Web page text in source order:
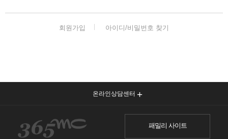
회원가입 아이디/비밀번호 찾기
온라인상담센터
패밀리 사이트